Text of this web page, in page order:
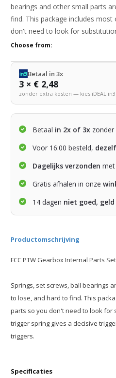
bearings and other small parts
find. This package includes
don't need to look for
Choose from:
Betaal in 3x
3 × € 2,48
zonder extra kosten — kies iDEAL
Betaal in 2x of 3x
Voor 16:00 besteld,
Dagelijks verzonden met
Gratis afhalen in onze
14 dagen niet goed,
Productomschrijving
FCC PTW Gearbox Internal Parts
Springs, set screws, ball bearings
to lose, and hard to find. This
parts so you don't need to look for
trigger spring gives a decisive
triggers.
Specificaties